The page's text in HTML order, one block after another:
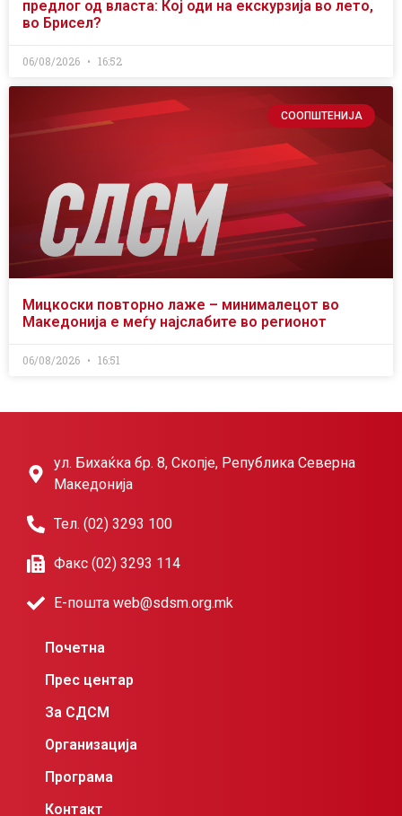
предлог од власта: Кој оди на екскурзија во лето,
во Брисел?
06/08/2026 16:52
СООПШТЕНИЈА
Мицкоски повторно лаже – минималецот во
Македонија е меѓу најслабите во регионот
06/08/2026 16:51
ул. Бихаќка бр. 8, Скопје, Република Северна
Македонија
Тел. (02) 3293 100
Факс (02) 3293 114
Е-пошта web@sdsm.org.mk
Почетна
Прес центар
За СДСМ
Организација
Програма
Контакт